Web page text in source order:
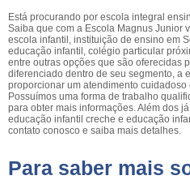
Está procurando por escola integral
Saiba que com a Escola Magnus Junior
escola infantil, instituição de ensino em
educação infantil, colégio particular
entre outras opções que são oferecidas
diferenciado dentro de seu segmento, a
proporcionar um atendimento
Possuímos uma forma de trabalho
para obter mais informações. Além dos
educação infantil creche e educação
contato conosco e saiba mais detalhes.
Para saber mais